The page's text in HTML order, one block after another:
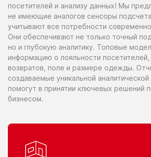
посетителей и анализу данных! Мы
не имеющие аналогов сенсоры
учитывают все потребности
Они обеспечивают не только точный
но и глубокую аналитику. Топовые
информацию о лояльности посетителей,
возвратов, поле и размере одежды.
создаваемые уникальной аналитической
помогут в принятии ключевых решений
бизнесом.